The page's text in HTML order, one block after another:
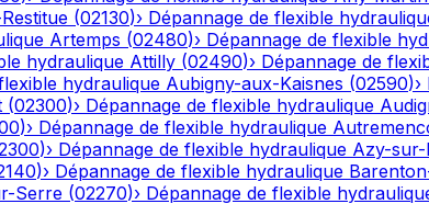
(02130)› Dépannage de flexible
Artemps (02480)› Dépannage de flexible
hydraulique Attilly (02490)› Dépannage de
hydraulique Aubigny-aux-Kaisnes (02590)›
(02300)› Dépannage de flexible hydraulique
)› Dépannage de flexible hydraulique
)› Dépannage de flexible hydraulique Azy-
)› Dépannage de flexible hydraulique
Serre (02270)› Dépannage de flexible